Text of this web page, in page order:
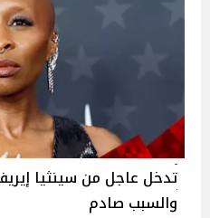
تدخل عاجل من سينثيا
والسبب صادم